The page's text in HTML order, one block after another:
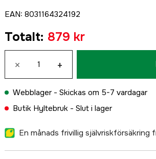
EAN: 8031164324192
Totalt: 879 kr
× +
Webblager - Skickas om 5-7 vardagar
Butik Hyltebruk - Slut i lager
En månads frivillig självriskförsäkring